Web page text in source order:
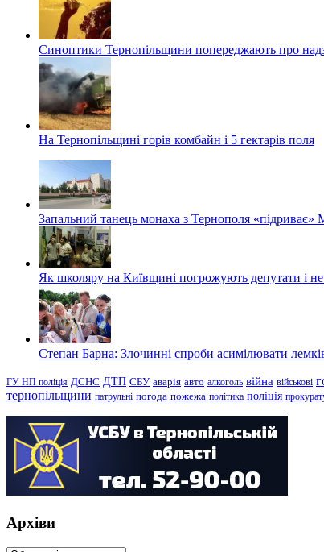
Синоптики Тернопільщини попереджають про
На Тернопільщині горів комбайн і 5 гектарів поля
Запальний танець монаха з Тернополя «підриває»
Як школяру на Київщині погрожують депутати і не
Степан Барна: Злочинні спроби асимілювати
ГУ НП поліція ДСНС ДТП СБУ аварія авто алкоголь війна військові
тернопільщини патрульні погода пожежа політика поліція
Архіви